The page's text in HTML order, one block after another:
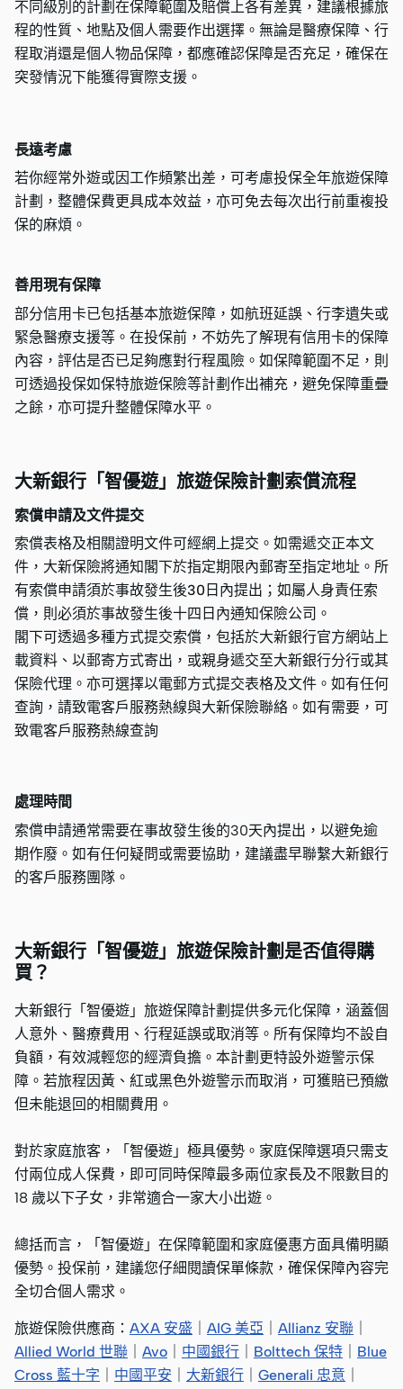
不同級別的計劃在保障範圍及賠償上各有差異，建議根據旅
程的性質、地點及個人需要作出選擇。無論是醫療保障、行
程取消還是個人物品保障，都應確認保障是否充足，確保在
突發情況下能獲得實際支援。
長遠考慮
若你經常外遊或因工作頻繁出差，可考慮投保全年旅遊保障
計劃，整體保費更具成本效益，亦可免去每次出行前重複投
保的麻煩。
善用現有保障
部分信用卡已包括基本旅遊保障，如航班延誤、行李遺失或
緊急醫療支援等。在投保前，不妨先了解現有信用卡的保障
內容，評估是否已足夠應對行程風險。如保障範圍不足，則
可透過投保如保特旅遊保險等計劃作出補充，避免保障重疊
之餘，亦可提升整體保障水平。
大新銀行「智優遊」旅遊保險計劃索償流程
索償申請及文件提交
索償表格及相關證明文件可經網上提交。如需遞交正本文
件，大新保險將通知閣下於指定期限內郵寄至指定地址。所
有索償申請須於事故發生後30日內提出；如屬人身責任索
償，則必須於事故發生後十四日內通知保險公司。
閣下可透過多種方式提交索償，包括於大新銀行官方網站上
載資料、以郵寄方式寄出，或親身遞交至大新銀行分行或其
保險代理。亦可選擇以電郵方式提交表格及文件。如有任何
查詢，請致電客戶服務熱線與大新保險聯絡。如有需要，可
致電客戶服務熱線查詢
處理時間
索償申請通常需要在事故發生後的30天內提出，以避免逾
期作廢。如有任何疑問或需要協助，建議盡早聯繫大新銀行
的客戶服務團隊。
大新銀行「智優遊」旅遊保險計劃是否值得購
買？
大新銀行「智優遊」旅遊保障計劃提供多元化保障，涵蓋個
人意外、醫療費用、行程延誤或取消等。所有保障均不設自
負額，有效減輕您的經濟負擔。本計劃更特設外遊警示保
障。若旅程因黃、紅或黑色外遊警示而取消，可獲賠已預繳
但未能退回的相關費用。
對於家庭旅客，「智優遊」極具優勢。家庭保障選項只需支
付兩位成人保費，即可同時保障最多兩位家長及不限數目的
18 歲以下子女，非常適合一家大小出遊。
總括而言，「智優遊」在保障範圍和家庭優惠方面具備明顯
優勢。投保前，建議您仔細閱讀保單條款，確保保障內容完
全切合個人需求。
旅遊保險供應商： AXA 安盛 AIG 美亞 Allianz 安聯
Allied World 世聯
Avo 中國銀行 Bolttech 保特
Blue
Cross 藍十字
中國平安 大新銀行 Generali 忠意